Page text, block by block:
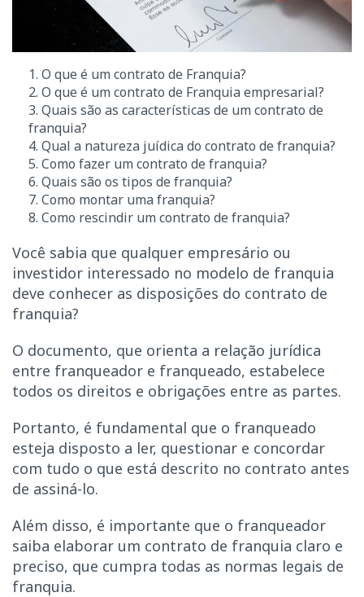
1. O que é um contrato de Franquia?
2. O que é um contrato de Franquia empresarial?
3. Quais são as características de um contrato de
franquia?
4. Qual a natureza juídica do contrato de franquia?
5. Como fazer um contrato de franquia?
6. Quais são os tipos de franquia?
7. Como montar uma franquia?
8. Como rescindir um contrato de franquia?
Você sabia que qualquer empresário ou
investidor interessado no modelo de franquia
deve conhecer as disposições do contrato de
franquia?
O documento, que orienta a relação jurídica
entre franqueador e franqueado, estabelece
todos os direitos e obrigações entre as partes.
Portanto, é fundamental que o franqueado
esteja disposto a ler, questionar e concordar
com tudo o que está descrito no contrato antes
de assiná-lo.
Além disso, é importante que o franqueador
saiba elaborar um contrato de franquia claro e
preciso, que cumpra todas as normas legais de
franquia.